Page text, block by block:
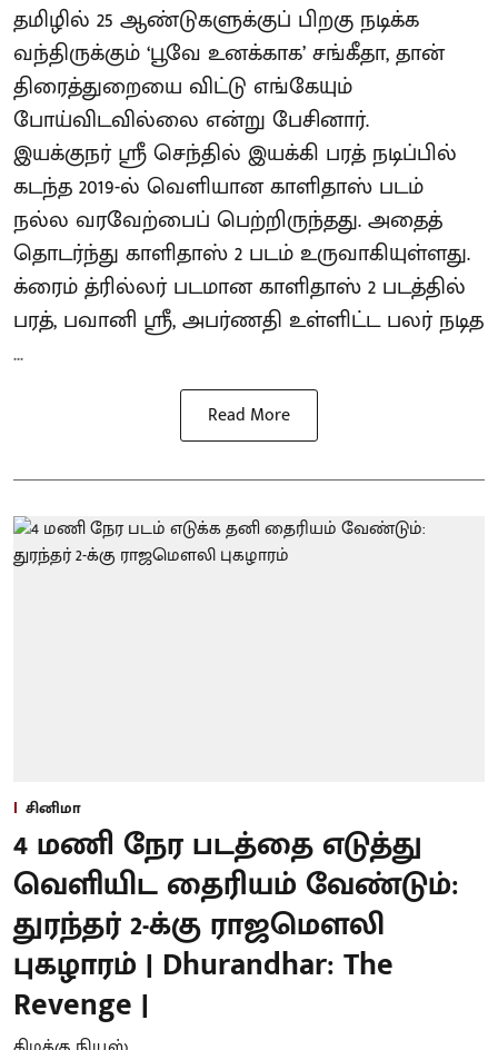
தமிழில் 25 ஆண்டுகளுக்குப் பிறகு நடிக்க
வந்திருக்கும் ‘பூவே உனக்காக’ சங்கீதா, தான்
திரைத்துறையை விட்டு எங்கேயும்
போய்விடவில்லை என்று பேசினார்.
இயக்குநர் ஸ்ரீ செந்தில் இயக்கி பரத் நடிப்பில்
கடந்த 2019-ல் வெளியான காளிதாஸ் படம்
நல்ல வரவேற்பைப் பெற்றிருந்தது. அதைத்
தொடர்ந்து காளிதாஸ் 2 படம் உருவாகியுள்ளது.
க்ரைம் த்ரில்லர் படமான காளிதாஸ் 2 படத்தில்
பரத், பவானி ஸ்ரீ, அபர்ணதி உள்ளிட்ட பலர் நடித
...
Read More
சினிமா
4 மணி நேர படத்தை எடுத்து
வெளியிட தைரியம் வேண்டும்:
துரந்தர் 2-க்கு ராஜமௌலி
புகழாரம் | Dhurandhar: The
Revenge |